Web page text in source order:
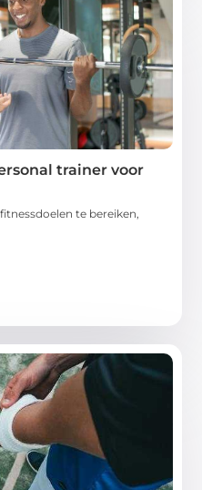
trainer voor
te bereiken,